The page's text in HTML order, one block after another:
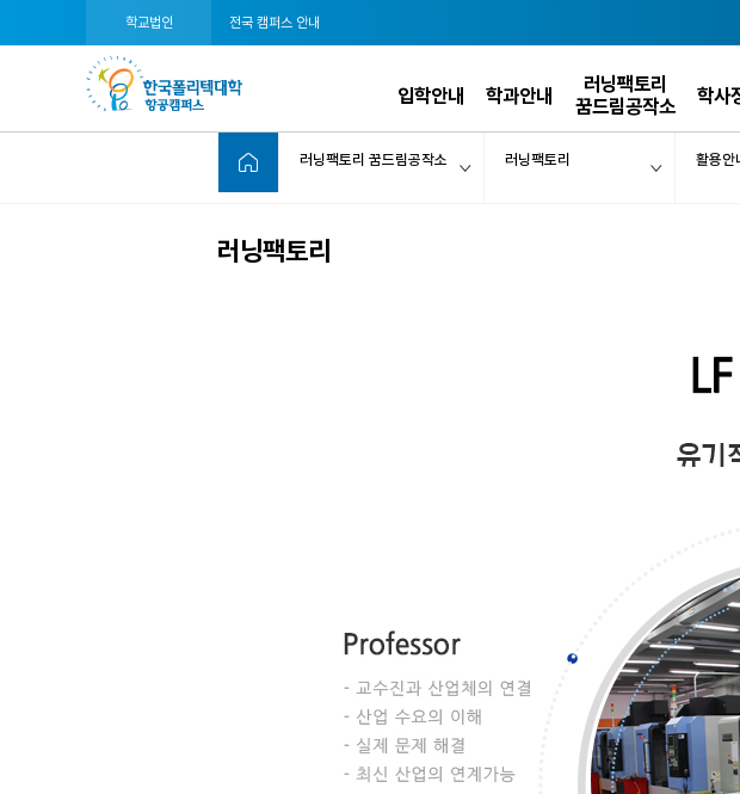
학교법인 전국 캠퍼스 안내
입학안내 학과안내
러닝팩토리
꿈드림공작소
학사
러닝팩토리 꿈드림공작소 러닝팩토리 활용안
러닝팩토리